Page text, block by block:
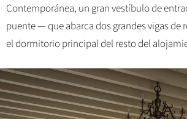
Contemporánea, un gran vestíbulo de
puente — que abarca dos grandes vigas de
el dormitorio principal del resto del